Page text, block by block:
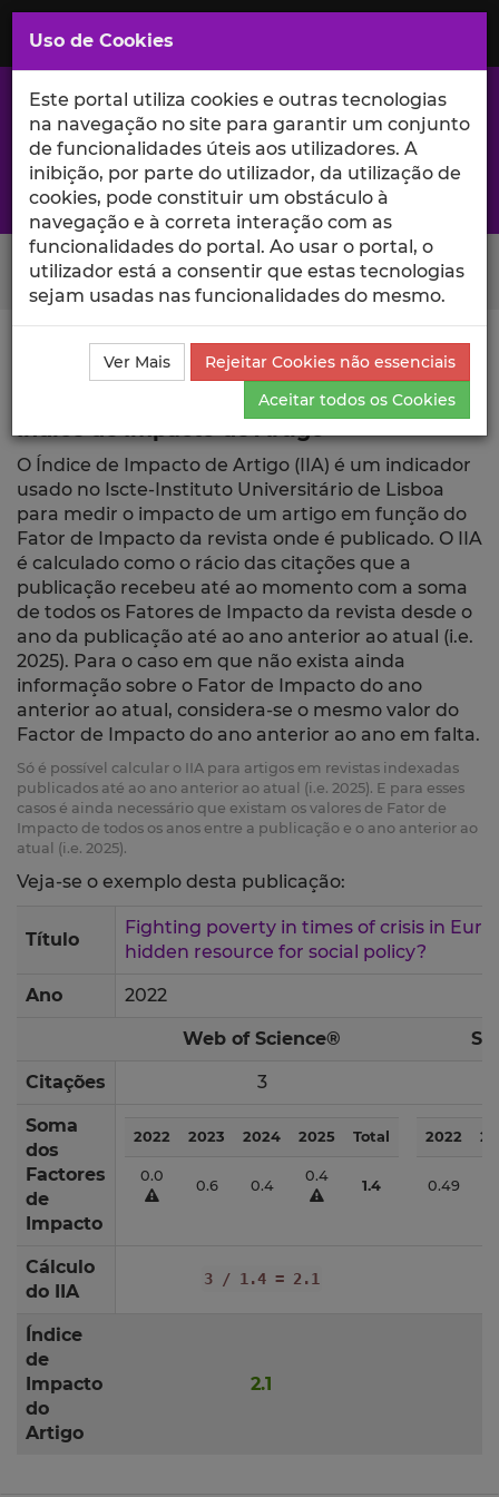
Saltar
para
Conteúdo
Principal
A excelência da investigação e ciência no Iscte
Search Button
Ciência_Iscte Publicações
Índice de Impacto de
O Índice de Impacto de Artigo (IIA) é um indicador
usado no Iscte-Instituto Universitário de Lisboa
para medir o impacto de um artigo em função do
Fator de Impacto da revista onde é publicado. O IIA
é calculado como o rácio das citações que a
publicação recebeu até ao momento com a soma
de todos os Fatores de Impacto da revista desde o
ano da publicação até ao ano anterior ao atual (i.e.
2025). Para o caso em que não exista ainda
informação sobre o Fator de Impacto do ano
anterior ao atual, considera-se o mesmo valor do
Factor de Impacto do ano anterior ao ano em falta.
Só é possível calcular o IIA para artigos em revistas indexadas
publicados até ao ano anterior ao atual (i.e. 2025). E para esses
casos é ainda necessário que existam os valores de Fator de
Impacto de todos os anos entre a publicação e o ano anterior ao
atual (i.e. 2025).
Veja-se o exemplo desta publicação:
Título
Fighting poverty in times of crisis in
hidden resource for social policy?
Ano 2022
Web of Science®
Citações 3
Soma
dos
Factores
de
Impacto
2022 2023 2024 2025 Total
0.0
0.6 0.4
0.4
1.4
2022
0.49
Cálculo
do IIA
3 / 1.4 = 2.1
Índice
de
Impacto
do
Artigo
2.1
Uso de Cookies
Este portal utiliza cookies e outras tecnologias
na navegação no site para garantir um conjunto
de funcionalidades úteis aos utilizadores. A
inibição, por parte do utilizador, da utilização de
cookies, pode constituir um obstáculo à
navegação e à correta interação com as
funcionalidades do portal. Ao usar o portal, o
utilizador está a consentir que estas tecnologias
sejam usadas nas funcionalidades do mesmo.
Ver Mais
Rejeitar Cookies não essenciais
Aceitar todos os Cookies